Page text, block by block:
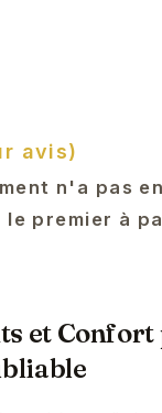
avis)
n'a pas
le premier à
et Confort